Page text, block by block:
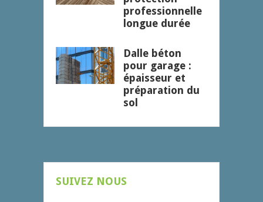
professionnelle
longue durée
Dalle béton
pour garage :
épaisseur et
préparation du
sol
SUIVEZ NOUS